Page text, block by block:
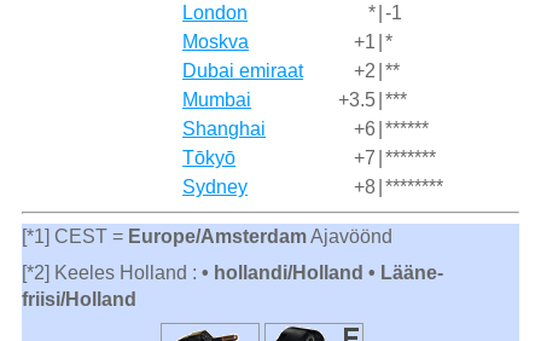
London
* -1
Moskva
+1 *
Dubai emiraat
+2 **
Mumbai
+3.5 ***
Shanghai
+6 ******
Tōkyō
+7 *******
Sydney
+8 ********
[*1] CEST = Europe/AmsterdamAjavöönd
[*2] Keeles Holland : • hollandi/Holland • Lääne-
friisi/Holland